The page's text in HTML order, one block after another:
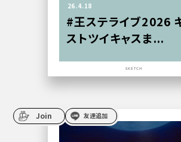
26.4.18
#王ステライブ2026
ストツイキャスま...
SKETCH
Join 友達追加